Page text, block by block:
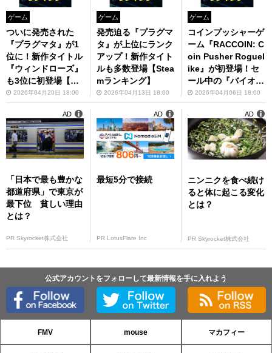
ゲーム
ついに発売された
『プラグマタ』が1
位に！新作タイトル
『ウィンドローズ』
も3位に初登場【Ste
amランキング】
2026年04月20日 18:00
ゲーム
発売迫る『プラグマ
タ』が上位にランク
アップ！新作タイト
ルも多数登場【Stea
mランキング】
2026年04月13日 18:00
ゲーム
コインプッシャーゲ
ーム『RACCOIN: C
oin Pusher Roguel
ike』が初登場！セ
ール中の『バイオハ
ザード RE:4』もラ
ンクイン【Steamラ
ンキング】
2026年04月06日 18:00
「日本で最も豊かな
都道府県」で東京が
最下位 貧しい理由
とは？
PR Skyrocket株式会社
AD
最短5分で接続
PR LotusFlare Inc
AD
ニンニクを食べ続け
ると体に起こる変化
とは？
PR Skyrocket株式会社
AD
公式アカウントをフォローして最新情報を手に入れよう
FMV mouse マカフィー